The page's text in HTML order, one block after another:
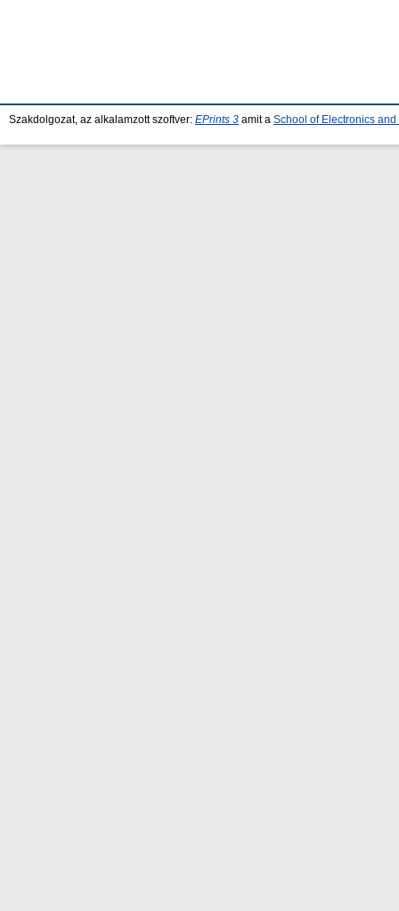
Szakdolgozat, az alkalamzott szoftver: EPrints 3 amit a School of Electronics